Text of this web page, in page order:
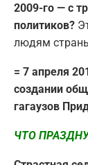
2009-го — с
политиков?
людям
= 7 апреля
создании
гагаузов
ЧТО